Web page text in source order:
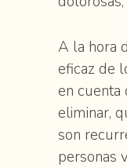
A la hora
eficaz de
en
eliminar,
son
personas